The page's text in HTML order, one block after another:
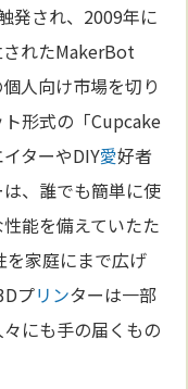
発され、2009年に
されたMakerBot
人向け市場を切り
形式の「Cupcake
ターやDIY愛好者
は、誰でも簡単に使
能を備えていたた
を家庭にまで広げ
プリンターは一部
にも手の届くもの